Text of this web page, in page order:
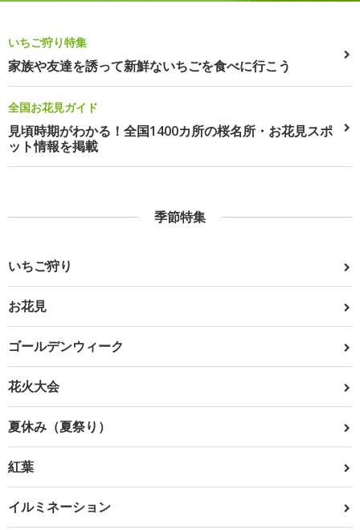
いちご狩り特集
家族や友達を誘って新鮮ないちごを食べに行こう
全国お花見ガイド
見頃時期がわかる！全国1400カ所の桜名所・お花見スポ
ット情報を掲載
季節特集
いちご狩り
お花見
ゴールデンウィーク
花火大会
夏休み（夏祭り）
紅葉
イルミネーション